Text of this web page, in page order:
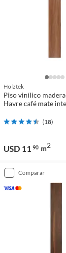
Holztek
Piso vinílico
Havre café mate
(18)
USD 11 90 m2
comparar